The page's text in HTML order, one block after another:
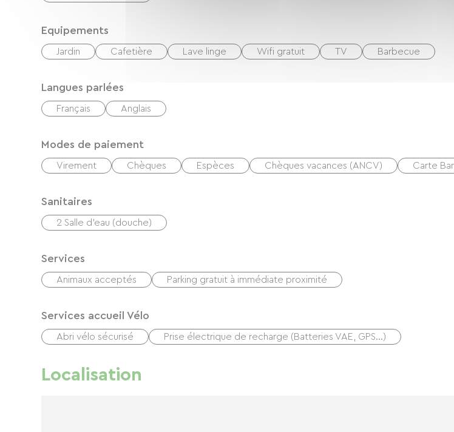
Equipements
Jardin Cafetière Lave linge Wifi gratuit TV Barbecue
Langues parlées
Français Anglais
Modes de paiement
Virement Chèques Espèces Chèques vacances (ANCV) Carte
Sanitaires
2 Salle d'eau (douche)
Services
Animaux acceptés Parking gratuit à immédiate proximité
Services accueil Vélo
Abri vélo sécurisé Prise électrique de recharge (Batteries VAE, GPS…)
Localisation